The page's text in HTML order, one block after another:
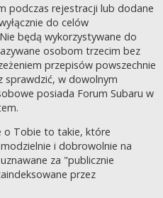
podczas rejestracji lub dodane
do celów
będą wykorzystywane do
osobom trzecim bez
przepisów powszechnie
sprawdzić, w dowolnym
posiada Forum Subaru w
o Tobie to takie, które
i dobrowolnie na
za "publicznie
przez